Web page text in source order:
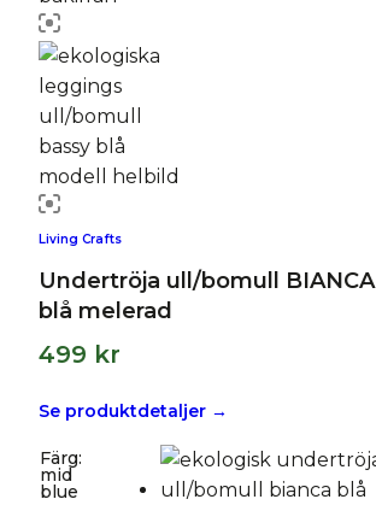
Living Crafts
Undertröja ull/bomull BIANCA
blå melerad
499 kr
Se produktdetaljer →
Färg:
mid
blue